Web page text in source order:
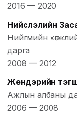
2016 — 2020
Нийслэлийн
Нийгмийн
дарга
2008 — 2012
Жендэрийн
Ажлын албаны
2006 — 2008